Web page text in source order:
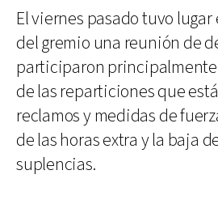
El viernes pasado tuvo
del gremio una reunión de
participaron
de las reparticiones que
reclamos y medidas de
de las horas extra y la baja
suplencias.